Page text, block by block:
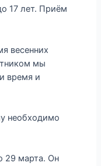
17 лет. Приём
весенних
мы
время и
необходимо
29 марта. Он